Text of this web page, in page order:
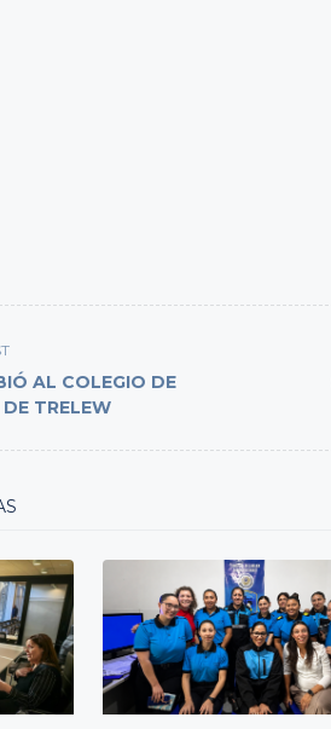
AL COLEGIO DE
TRELEW